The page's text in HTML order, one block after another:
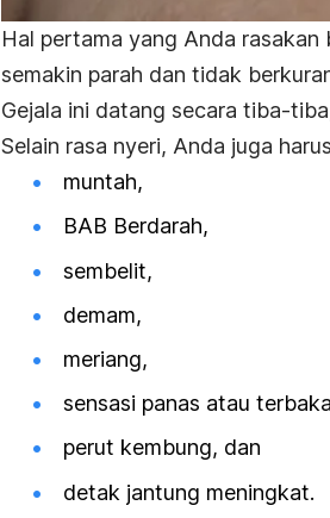
Hal pertama yang Anda rasakan
semakin parah dan tidak
Gejala ini datang secara tiba-
Selain rasa nyeri, Anda juga
muntah,
BAB Berdarah,
sembelit,
demam,
meriang,
sensasi panas atau
perut kembung, dan
detak jantung meningkat.